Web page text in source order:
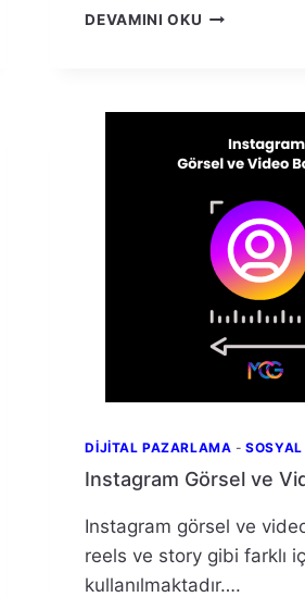
DEVAMINI OKU INSTAGRAM
DIJITAL PAZARLAMA -
Instagram Görsel ve
Instagram görsel ve
reels ve story gibi farklı
kullanılmaktadır….